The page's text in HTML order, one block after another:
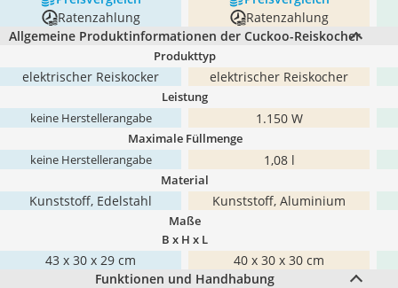
Ratenzahlung
Ratenzahlung
Allgemeine Produktinformationen der Cuckoo-Reiskocher
Produkttyp
elektrischer Reiskocker elektrischer Reiskocher
Leistung
keine Herstellerangabe 1.150 W
Maximale Füllmenge
keine Herstellerangabe 1,08 l
Material
Kunststoff, Edelstahl Kunststoff, Aluminium
Maße
B x H x L
43 x 30 x 29 cm
40 x 30 x 30 cm
Funktionen und Handhabung